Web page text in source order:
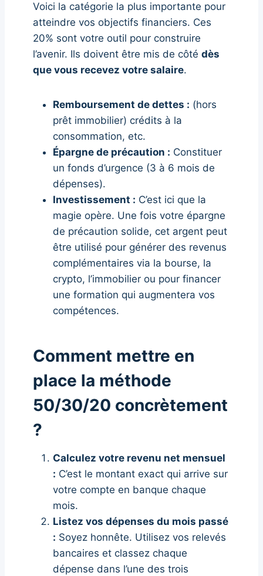
Voici la catégorie la plus importante pour
atteindre vos objectifs financiers. Ces
20% sont votre outil pour construire
l’avenir. Ils doivent être mis de côté dès
que vous recevez votre salaire.
Remboursement de dettes : (hors
prêt immobilier) crédits à la
consommation, etc.
Épargne de précaution : Constituer
un fonds d’urgence (3 à 6 mois de
dépenses).
Investissement : C’est ici que la
magie opère. Une fois votre épargne
de précaution solide, cet argent peut
être utilisé pour générer des revenus
complémentaires via la bourse, la
crypto, l’immobilier ou pour financer
une formation qui augmentera vos
compétences.
Comment mettre en
place la méthode
50/30/20 concrètement
?
Calculez votre revenu net mensuel
: C’est le montant exact qui arrive sur
votre compte en banque chaque
mois.
Listez vos dépenses du mois passé
: Soyez honnête. Utilisez vos relevés
bancaires et classez chaque
dépense dans l’une des trois